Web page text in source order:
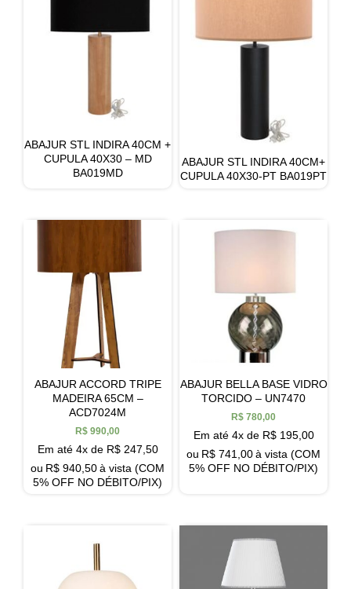
ABAJUR STL INDIRA 40CM +
CUPULA 40X30 – MD
BA019MD
ABAJUR STL INDIRA 40CM+
CUPULA 40X30-PT BA019PT
ABAJUR ACCORD TRIPE
MADEIRA 65CM –
ACD7024M
R$ 990,00
Em até 4x de R$247,50
ou R$ 940,50à vista (COM
5% OFF NO DÉBITO/PIX)
ABAJUR BELLA BASE VIDRO
TORCIDO – UN7470
R$ 780,00
Em até 4x de R$195,00
ou R$ 741,00à vista (COM
5% OFF NO DÉBITO/PIX)